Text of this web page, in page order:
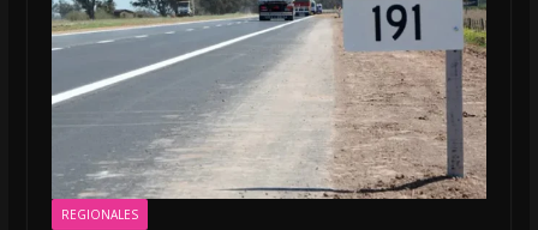
REGIONALES